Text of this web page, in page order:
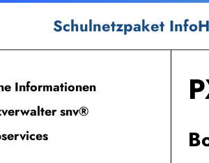
Schulnetzpaket
Informationen
snv®